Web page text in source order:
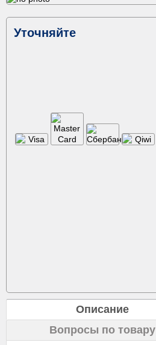
Уточняйте
Описание
Вопросы по товару